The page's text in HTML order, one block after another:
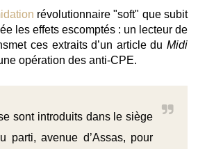
révolutionnaire "soft" que subit
les effets escomptés : un lecteur de
ces extraits d’un article du Midi
opération des anti-CPE.
sont introduits dans le siège
parti, avenue d’Assas, pour